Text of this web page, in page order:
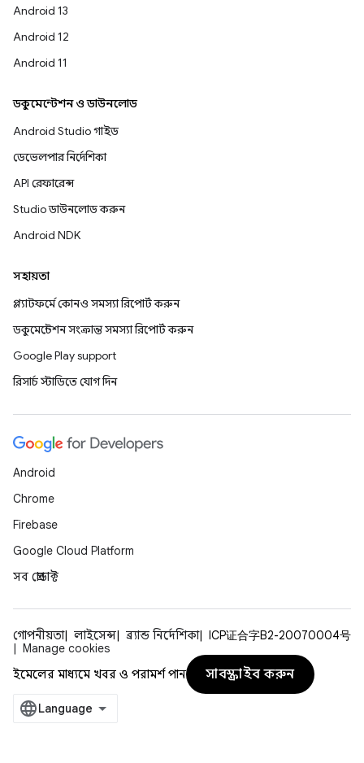
Android 13
Android 12
Android 11
ডকুমেন্টেশন ও ডাউনলোড
Android Studio গাইড
ডেভেলপার নির্দেশিকা
API রেফারেন্স
Studio ডাউনলোড করুন
Android NDK
সহায়তা
প্ল্যাটফর্মে কোনও সমস্যা রিপোর্ট করুন
ডকুমেন্টেশন সংক্রান্ত সমস্যা রিপোর্ট করুন
Google Play support
রিসার্চ স্টাডিতে যোগ দিন
Android
Chrome
Firebase
Google Cloud Platform
সব প্রোডাক্ট
গোপনীয়তা লাইসেন্স ব্র্যান্ড নির্দেশিকা
ICP证合字B2-20070004号
Manage cookies
ইমেলের মাধ্যমে খবর ও পরামর্শ পান
সাবস্ক্রাইব করুন